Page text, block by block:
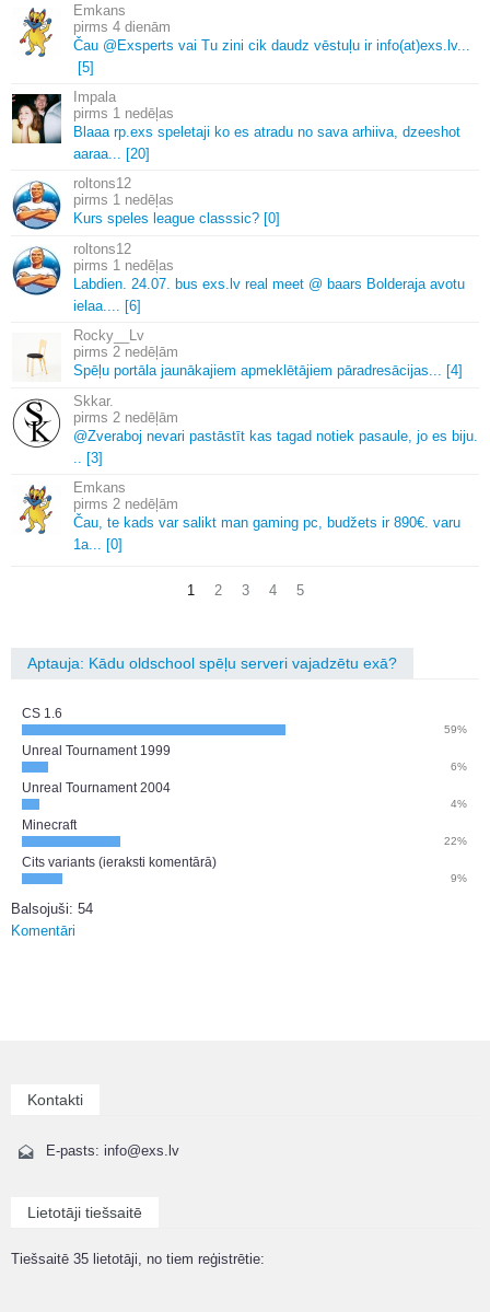
Emkans
4 dienām
Čau @Exsperts vai Tu zini cik daudz vēstuļu ir info(at)exs. lv.
[5]
Impala
1 nedēļas
Blaaa rp. exs speletaji ko es atradu no sava arhiiva, dzeeshot
aaraa.
[20]
roltons12
1 nedēļas
Kurs speles league classsic? [0]
roltons12
1 nedēļas
Labdien. 24. 07. bus exs. lv real meet @ baars Bolderaja avotu
ielaa.
[6]
Rocky__Lv
2 nedēļām
Spēļu portāla jaunākajiem apmeklētājiem pāradresācijas.
[4]
Skkar.
2 nedēļām
@Zveraboj nevari pastāstīt kas tagad notiek pasaule, jo es biju.
[3]
Emkans
2 nedēļām
Čau, te kads var salikt man gaming pc, budžets ir 890€. varu
1a.
[0]
1 2 3 4 5
Aptauja: Kādu oldschool spēļu serveri vajadzētu exā?
CS 1.6
59%
Unreal Tournament 1999
6%
Unreal Tournament 2004
4%
Minecraft
22%
Cits variants (ieraksti komentārā)
9%
Balsojuši: 54
Komentāri
Kontakti
E-pasts: info@exs.lv
Lietotāji tiešsaitē
Tiešsaitē 35 lietotāji, no tiem reģistrētie: